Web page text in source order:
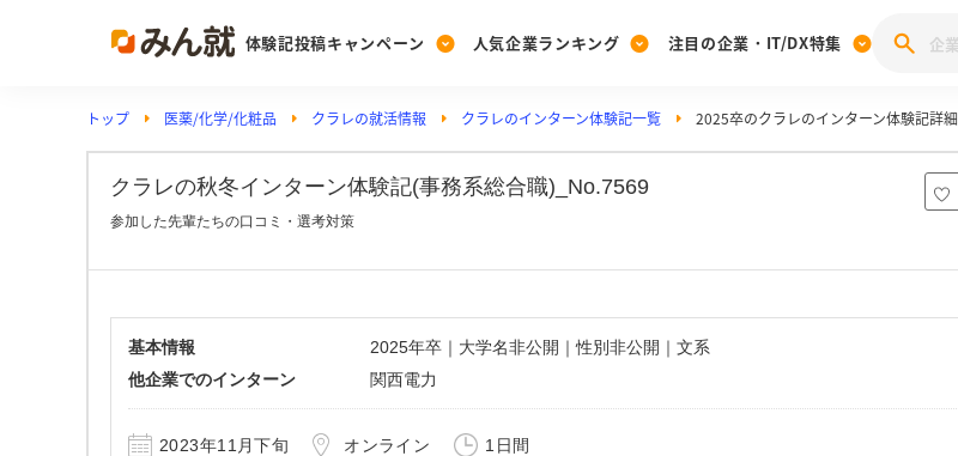
体験記投稿キャンペーン
Post
投稿する
[27卒] 本選考体験記投稿キャンペーン
人気企業ランキング
Ranking
ランキングを見る
みんなのDX企業就職ブランド調査
Vote
投票する
注目の企業・IT/DX特集
PickUp
注目の企業特集
動画で知ろう！業界・企業研究
トップ 医薬/化学/化粧品 クラレの就活情報 クラレのインターン体験記一覧 2025卒のクラレのインターン体験記詳細
クラレの秋冬インターン体験記(事務系総合職)_No.7569
参加した先輩たちの口コミ・選考対策
基本情報
2025年卒｜大学名非公開｜性別非公開｜文系
他企業でのインターン
関西電力
2023年11月下旬 オンライン 1日間